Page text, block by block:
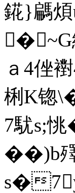
錵}騗
ａ4侳
梸K锪
7駀s;恌
��)b
s�